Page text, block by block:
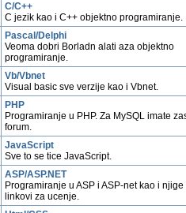
C/C++
C jezik kao i C++ objektno programiranje.
Pascal/Delphi
Veoma dobri Borladn alati aza objektno
programiranje.
Vb/Vbnet
Visual basic sve verzije kao i Vbnet.
PHP
Programiranje u PHP. Za MySQL imate
forum.
JavaScript
Sve to se tice JavaScript.
ASP/ASP.NET
Programiranje u ASP i ASP-net kao i njige
linkovi za ucenje.